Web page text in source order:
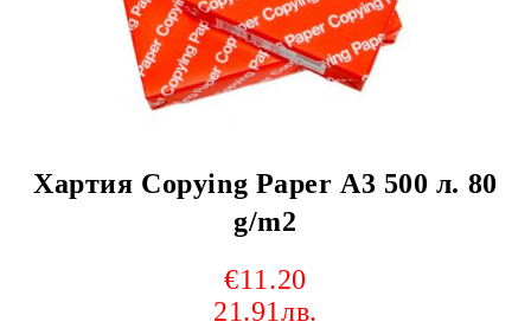
Хартия Copying Paper А3 500 л. 80
g/m2
€11.20
21.91лв.